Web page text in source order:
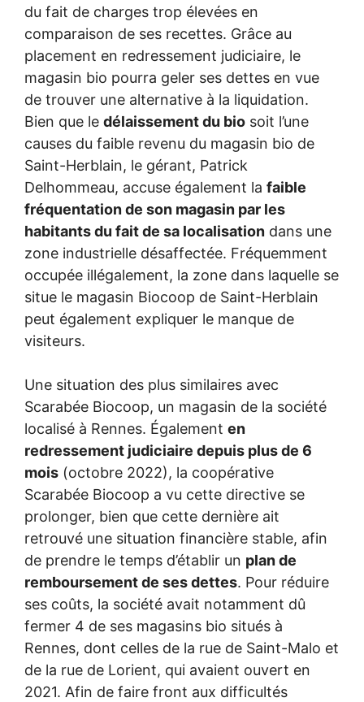
du fait de charges trop élevées en
comparaison de ses recettes. Grâce au
placement en redressement judiciaire, le
magasin bio pourra geler ses dettes en vue
de trouver une alternative à la liquidation.
Bien que le délaissement du bio soit l’une
causes du faible revenu du magasin bio de
Saint-Herblain, le gérant, Patrick
Delhommeau, accuse également la faible
fréquentation de son magasin par les
habitants du fait de sa localisation dans une
zone industrielle désaffectée. Fréquemment
occupée illégalement, la zone dans laquelle se
situe le magasin Biocoop de Saint-Herblain
peut également expliquer le manque de
visiteurs.
Une situation des plus similaires avec
Scarabée Biocoop, un magasin de la société
localisé à Rennes. Également en
redressement judiciaire depuis plus de 6
mois (octobre 2022), la coopérative
Scarabée Biocoop a vu cette directive se
prolonger, bien que cette dernière ait
retrouvé une situation financière stable, afin
de prendre le temps d’établir un plan de
remboursement de ses dettes. Pour réduire
ses coûts, la société avait notamment dû
fermer 4 de ses magasins bio situés à
Rennes, dont celles de la rue de Saint-Malo et
de la rue de Lorient, qui avaient ouvert en
2021. Afin de faire front aux difficultés